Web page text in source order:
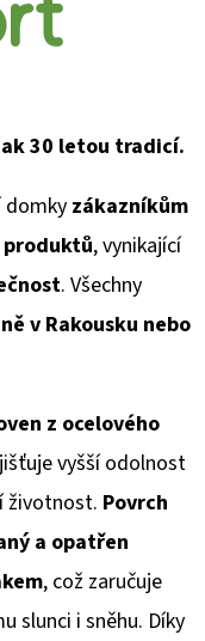
30 letou tradicí.
domky zákazníkům
, vynikající
. Všechny
v Rakousku nebo
z ocelového
vyšší odolnost
životnost. Povrch
a opatřen
, což zaručuje
slunci i sněhu. Díky